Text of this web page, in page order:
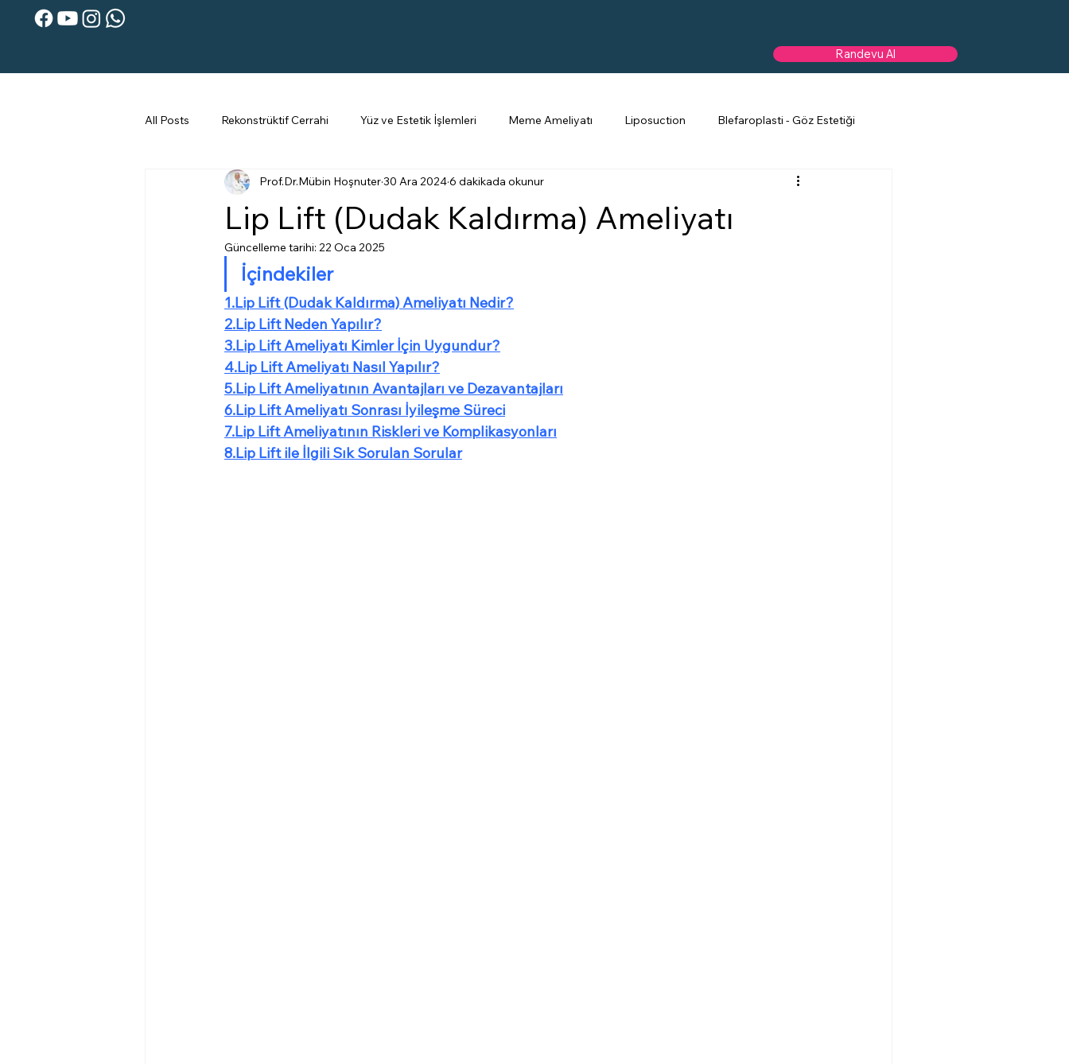
Randevu Al
All Posts Rekonstrüktif Cerrahi Yüz ve Estetik İşlemleri Meme Ameliyatı Liposuction Blefaroplasti - Göz Estetiği
Kepçe Kulak Karın Germe Jinekomasti Botoks Burun Estetiği
Lip Lift (Dudak Kaldırma) Ameliyatı
Prof.Dr.Mübin Hoşnuter30 Ara 20246 dakikada okunur
Güncelleme tarihi: 22 Oca 2025
İçindekiler
1.Lip Lift (Dudak Kaldırma) Ameliyatı Nedir?
2.Lip Lift Neden Yapılır?
3.Lip Lift Ameliyatı Kimler İçin Uygundur?
4.Lip Lift Ameliyatı Nasıl Yapılır?
5.Lip Lift Ameliyatının Avantajları ve Dezavantajları
6.Lip Lift Ameliyatı Sonrası İyileşme Süreci
7.Lip Lift Ameliyatının Riskleri ve Komplikasyonları
8.Lip Lift ile İlgili Sık Sorulan Sorular